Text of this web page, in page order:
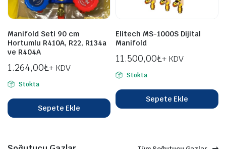
Manifold Seti 90 cm
Hortumlu R410A, R22, R134a
ve R404A
1.264,00₺+ KDV
Stokta
Sepete Ekle
Elitech MS-1000S Dijital
Manifold
11.500,00₺+ KDV
Stokta
Sepete Ekle